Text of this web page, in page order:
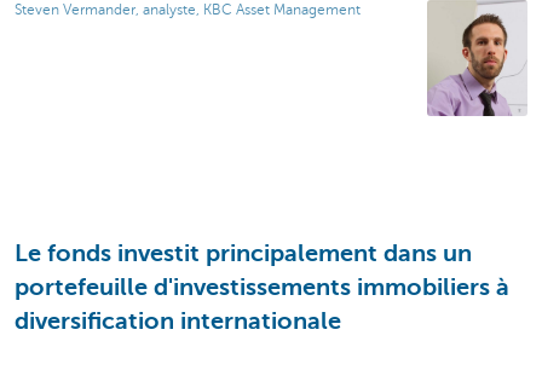
Steven Vermander, analyste, KBC Asset Management
Le fonds investit principalement dans un
portefeuille d'investissements immobiliers à
diversification internationale